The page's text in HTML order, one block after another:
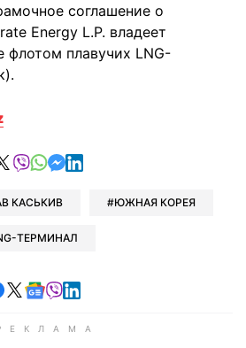
соглашение о
Energy L.P. владеет
плавучих LNG-
в Telegram
в Facebook
поделиться в X
отправить в Viber
отправить в Whatsapp
отправить в Messenger
отправить в LinkedIn
КАСЬКИВ ЮЖНАЯ КОРЕЯ
ТЕРМИНАЛ
в Telegram
Читайте в Facebook
Читайте в X
Читайте в Google news
Читайте в Viber
Читайте в LinkedIn